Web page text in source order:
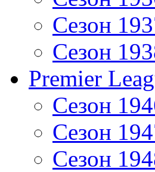
Сезон
Сезон
Premier
Сезон
Сезон
Сезон